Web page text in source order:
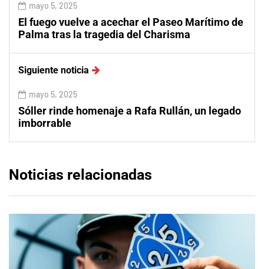
mayo 5, 2025
El fuego vuelve a acechar el Paseo Marítimo de
Palma tras la tragedia del Charisma
Siguiente noticia
mayo 5, 2025
Sóller rinde homenaje a Rafa Rullán, un legado
imborrable
Noticias relacionadas